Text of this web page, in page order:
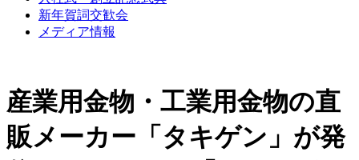
新年賀詞交歓会
メディア情報
産業用金物・工業用金物の直
販メーカー「タキゲン」が発